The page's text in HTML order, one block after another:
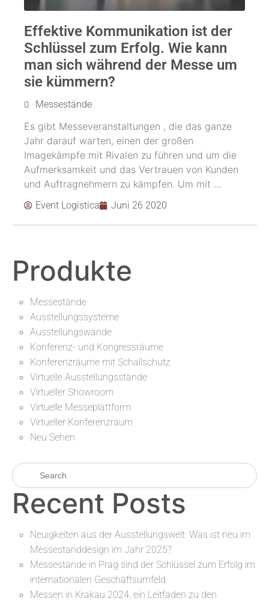
Effektive Kommunikation ist der
Schlüssel zum Erfolg. Wie kann
man sich während der Messe um
sie kümmern?
Messestände
Es gibt Messeveranstaltungen , die das ganze
Jahr darauf warten, einen der großen
Imagekämpfe mit Rivalen zu führen und um die
Aufmerksamkeit und das Vertrauen von Kunden
und Auftragnehmern zu kämpfen. Um mit ...
Event Logistica Juni 26 2020
Produkte
Messestände
Ausstellungssysteme
Ausstellungswände
Konferenz- und Kongressräume
Konferenzräume mit Schallschutz
Virtuelle Ausstellungsstände
Virtueller Showroom
Virtuelle Messeplattform
Virtueller Konferenzraum
Neu Sehen
Recent Posts
Neuigkeiten aus der Ausstellungswelt: Was ist neu im
Messestanddesign im Jahr 2025?
Messestände in Prag sind der Schlüssel zum Erfolg im
internationalen Geschäftsumfeld
Messen in Krakau 2024, ein Leitfaden zu den